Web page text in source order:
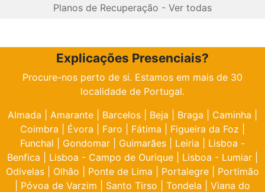
Planos de Recuperação - Ver todas
Explicações Presenciais?
Procure-nos perto de si. Estamos em mais de 30
localidade de Portugal.
Almada
Amarante Barcelos Beja Braga Caminha
Coimbra
Évora Faro Fátima Figueira da Foz
Funchal
Gondomar Guimarães Leiria
Lisboa -
Benfica
Lisboa - Campo de Ourique Lisboa - Lumiar
Odivelas
Olhão Ponte de Lima Portalegre
Portimão
Póvoa de Varzim Santo Tirso Tondela
Viana do